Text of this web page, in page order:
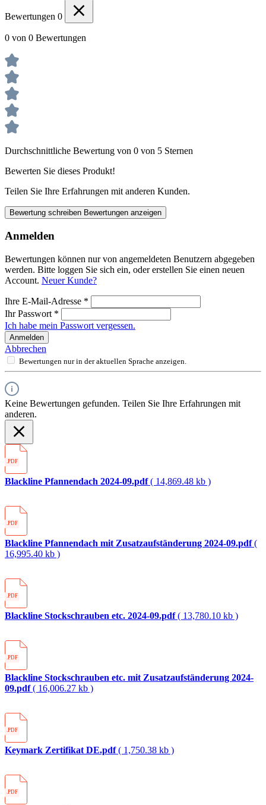
Bewertungen 0
0 von 0 Bewertungen
Durchschnittliche Bewertung von 0 von 5 Sternen
Bewerten Sie dieses Produkt!
Teilen Sie Ihre Erfahrungen mit anderen Kunden.
Bewertung schreiben Bewertungen anzeigen
Anmelden
Bewertungen können nur von angemeldeten Benutzern abgegeben
werden. Bitte loggen Sie sich ein, oder erstellen Sie einen neuen
Account. Neuer Kunde?
Ihre E-Mail-Adresse *
Ihr Passwort *
Ich habe mein Passwort vergessen.
Anmelden
Abbrechen
Bewertungen nur in der aktuellen Sprache anzeigen.
Keine Bewertungen gefunden. Teilen Sie Ihre Erfahrungen mit
anderen.
.PDF
Blackline Pfannendach 2024-09.pdf( 14,869.48 kb )
.PDF
Blackline Pfannendach mit Zusatzaufständerung 2024-09.pdf(
16,995.40 kb )
.PDF
Blackline Stockschrauben etc. 2024-09.pdf( 13,780.10 kb )
.PDF
Blackline Stockschrauben etc. mit Zusatzaufständerung 2024-
09.pdf( 16,006.27 kb )
.PDF
Keymark Zertifikat DE.pdf( 1,750.38 kb )
.PDF